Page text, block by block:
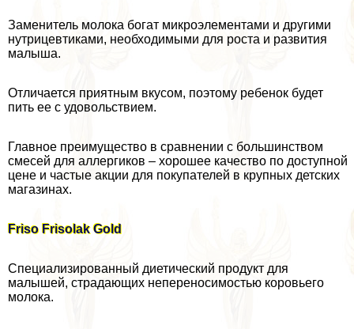
Заменитель молока богат микроэлементами и другими
нутрицевтиками, необходимыми для роста и развития
малыша.
Отличается приятным вкусом, поэтому ребенок будет
пить ее с удовольствием.
Главное преимущество в сравнении с большинством
смесей для аллергиков – хорошее качество по доступной
цене и частые акции для покупателей в крупных детских
магазинах.
Friso Frisolak Gold
Специализированный диетический продукт для
малышей, страдающих непереносимостью коровьего
молока.